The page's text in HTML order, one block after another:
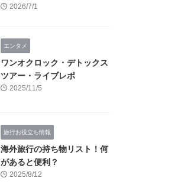
2026/7/1
エンタメ
ワンオクロック・デトックス
ツアー・ライブレポ
2025/11/5
旅行お役立ち情報
海外旅行の持ち物リスト！何
があると便利？
2025/8/12